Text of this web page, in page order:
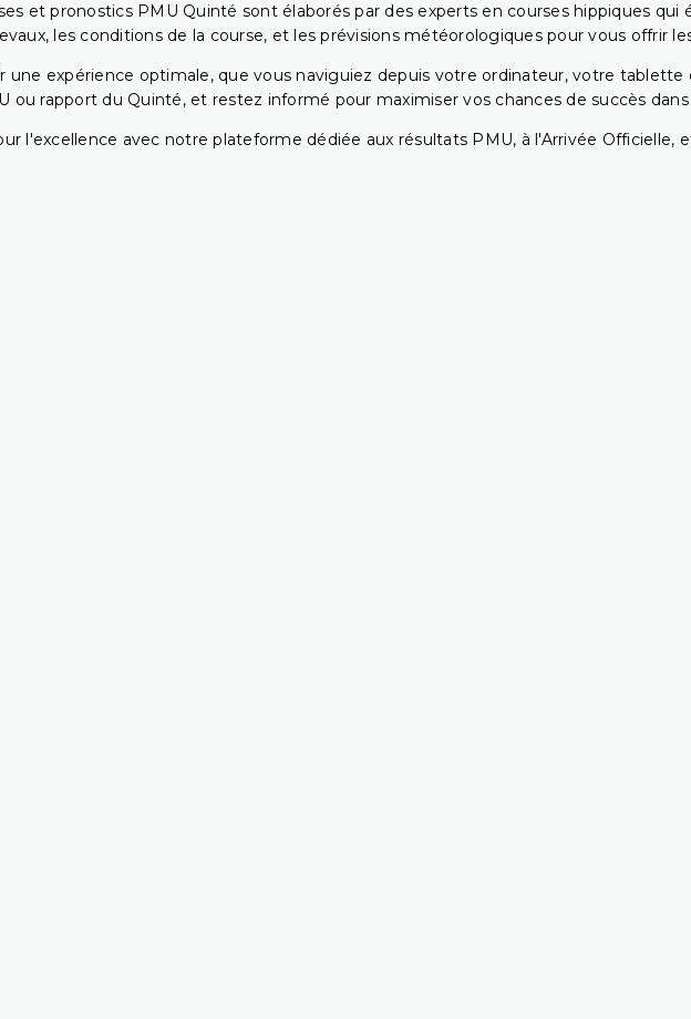
et pronostics PMU Quinté sont élaborés par des experts en courses hippiques
les conditions de la course, et les prévisions météorologiques pour vous offrir
une expérience optimale, que vous naviguiez depuis votre ordinateur, votre
ou rapport du Quinté, et restez informé pour maximiser vos chances de succès dans
l'excellence avec notre plateforme dédiée aux résultats PMU, à l'Arrivée Officielle,